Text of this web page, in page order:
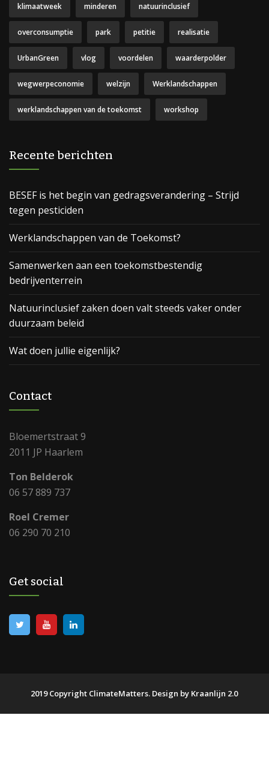
klimaatweek minderen natuurinclusief
overconsumptie park petitie realisatie
UrbanGreen vlog voordelen waarderpolder
wegwerpeconomie welzijn Werklandschappen
werklandschappen van de toekomst workshop
Recente berichten
BESEF is het begin van gedragsverandering – Strijd
tegen pesticiden
Werklandschappen van de Toekomst?
Samenwerken aan een toekomstbestendig
bedrijventerrein
Natuurinclusief zaken doen valt steeds vaker onder
duurzaam beleid
Wat doen jullie eigenlijk?
Contact
Bloemertstraat 9
2011 JP Haarlem
Ton Belderok
06 57 889 737
Roel Cremer
06 290 70 210
Get social
2019 Copyright ClimateMatters. Design by Kraanlijn 2.0